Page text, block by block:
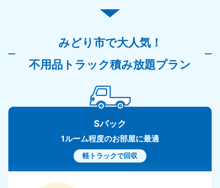
みどり市で大人気！
不用品トラック積み放題プラン
Sパック
1ルーム程度のお部屋に最適
軽トラックで回収